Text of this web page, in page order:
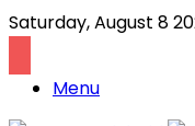
Saturday, August 8
Menu